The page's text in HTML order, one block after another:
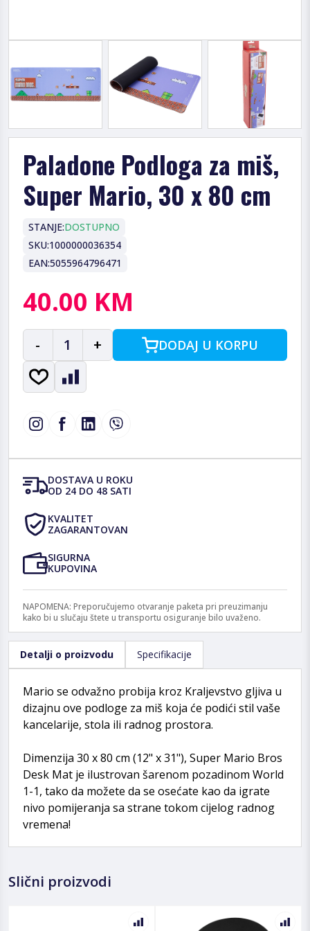
Paladone Podloga za miš,
Super Mario, 30 x 80 cm
STANJE:DOSTUPNO
SKU:1000000036354
EAN:5055964796471
40.00 KM
- 1 + DODAJ U KORPU
DOSTAVA U ROKU
OD 24 DO 48 SATI
KVALITET
ZAGARANTOVAN
SIGURNA
KUPOVINA
NAPOMENA: Preporučujemo otvaranje paketa pri preuzimanju
kako bi u slučaju štete u transportu osiguranje bilo uvaženo.
Detalji o proizvodu Specifikacije
Mario se odvažno probija kroz Kraljevstvo gljiva u
dizajnu ove podloge za miš koja će podići stil vaše
kancelarije, stola ili radnog prostora.
Dimenzija 30 x 80 cm (12" x 31"), Super Mario Bros
Desk Mat je ilustrovan šarenom pozadinom World
1-1, tako da možete da se osećate kao da igrate
nivo pomijeranja sa strane tokom cijelog radnog
vremena!
Slični proizvodi